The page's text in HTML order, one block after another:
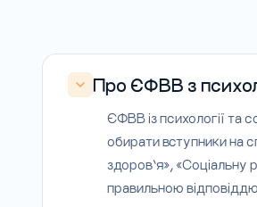
Про ЄФВВ з
ЄФВВ із психології та
обирати вступники на
здоров’я», «Соціальну
правильною